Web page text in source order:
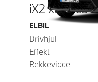
iX2 xDrive30
Drivstoff
ELBIL
Drivhjul
Effekt
Rekkevidde